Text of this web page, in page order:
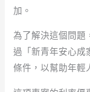
加。
為了解決這個問題
過「新青年安心成
條件，以幫助年輕